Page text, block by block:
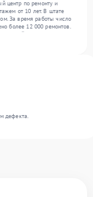
центр по ремонту и
от 10 лет. В штате
За время работы число
более 12 000 ремонтов.
включая , , . Мы
результат благодаря
дефекта.